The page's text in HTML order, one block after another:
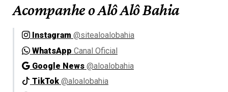
Acompanhe o Alô Alô Bahia
Instagram @sitealoalobahia
WhatsApp Canal Oficial
Google News @aloalobahia
TikTok @aloalobahia